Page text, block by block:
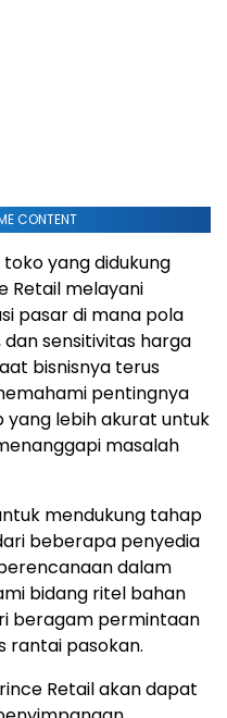
CONTENT
yang didukung
Retail melayani
pasar di mana pola
sensitivitas harga
bisnisnya terus
pentingnya
yang lebih akurat untuk
masalah
mendukung tahap
beberapa penyedia
dalam
bidang ritel bahan
beragam permintaan
rantai pasokan.
Retail akan dapat